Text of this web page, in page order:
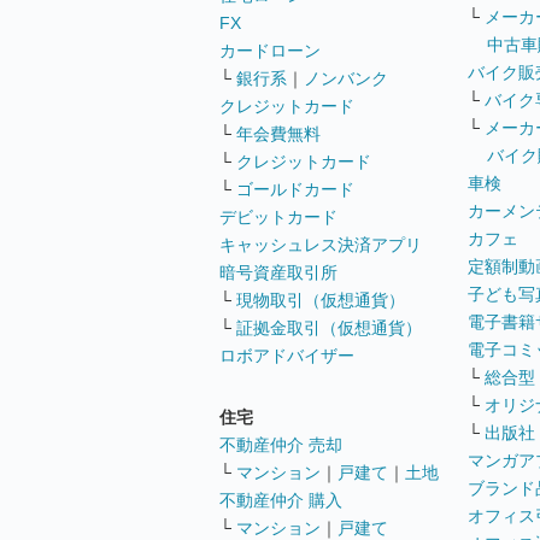
FX
カードローン
└ 銀行系 ｜
ノンバンク
クレジットカード
└ 年会費無料
└ クレジットカード
└ ゴールドカード
デビットカード
キャッシュレス決済アプリ
暗号資産取引所
└ 現物取引（仮想通貨）
└ 証拠金取引（仮想通貨）
ロボアドバイザー
住宅
不動産仲介 売却
└ マンション ｜ 戸建て ｜ 土地
不動産仲介 購入
└ マンション ｜ 戸建て
└ メー
中古車
バイク販
└ バイク
└ メー
バイク
車検
カーメ
カフェ
定額制
子ども写
電子書
電子コ
└ 総合型
└ オリジ
└ 出版社
マンガ
ブラン
オフィス